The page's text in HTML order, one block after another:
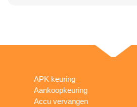
APK keuring
Aankoopkeuring
Accu vervangen